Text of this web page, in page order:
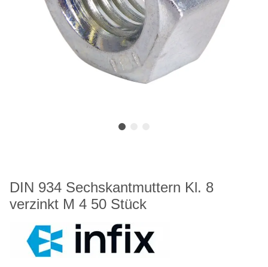
DIN 934 Sechskantmuttern Kl. 8
verzinkt M 4 50 Stück